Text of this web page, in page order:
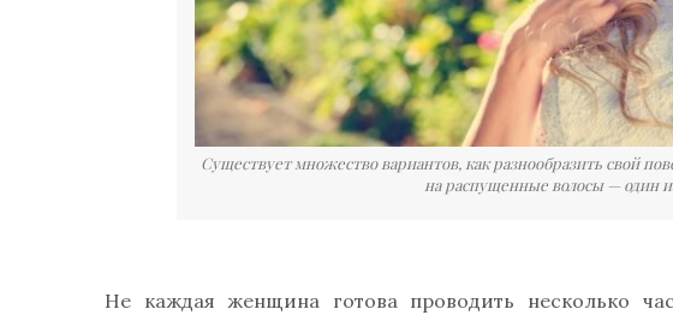
Существует множество вариантов, как разнообразить свой
на распущенные волосы — один
Не каждая женщина готова проводить несколько